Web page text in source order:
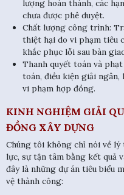
lượng hoàn thành, các
chưa được phê duyệt.
Chất lượng công trình:
thiệt hại do vi phạm tiêu
khắc phục lỗi sau bàn
Thanh quyết toán và
toán, điều kiện giải
vi phạm hợp đồng.
KINH NGHIỆM GIẢI
ĐỒNG XÂY DỰNG
Chúng tôi không chỉ nói về
lực, sự tận tâm bằng kết quả
đây là những dự án tiêu biểu
vệ thành công: